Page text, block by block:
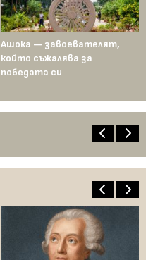
Ашока — завоевателят,
който съжалява за
победата си